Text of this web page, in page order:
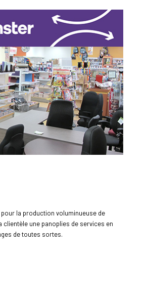
la production voluminueuse de
une panoplies de services en
de toutes sortes.